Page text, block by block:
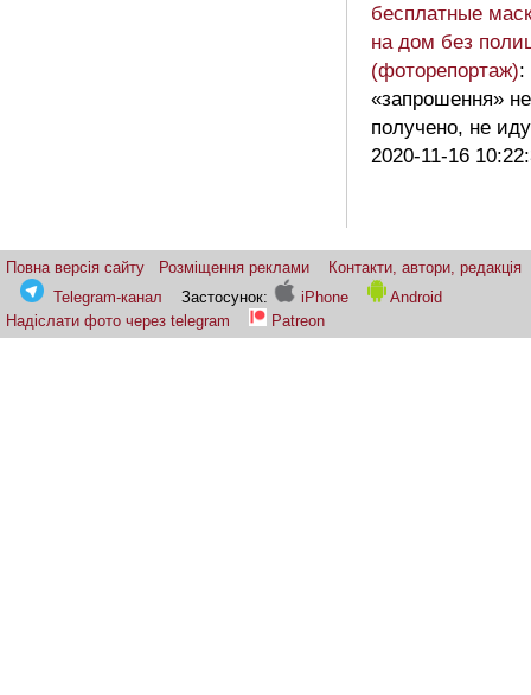
бесплатные
на дом без
(фоторепортаж):
«запрошення»
получено, не
2020-11-16
Повна версія сайту Розміщення реклами
Контакти, автори, редакція
Telegram-канал
Застосунок: iPhone
Android
Надіслати фото через telegram
Patreon